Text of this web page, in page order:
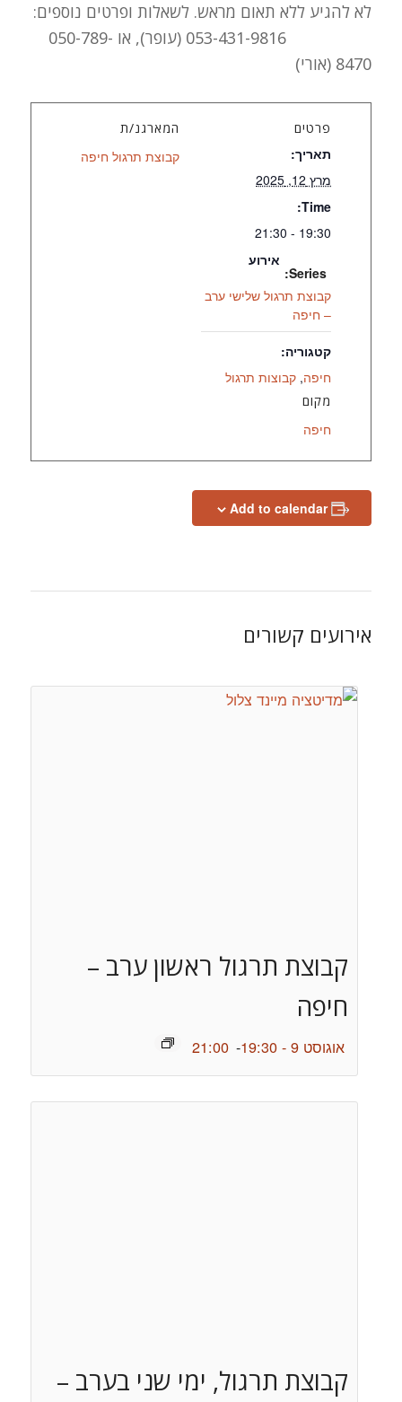
לא להגיע ללא תאום מראש. לשאלות ופרטים נוספים:
053-431-9816 (עופר), או 050-789-
8470 (אורי)
פרטים
תאריך:
מרץ 12, 2025
Time:
19:30 - 21:30
Series:
קבוצת תרגול שלישי ערב
– חיפה
אירוע
קטגוריה:
חיפה, קבוצות תרגול
המארגנ/ת
קבוצת תרגול חיפה
מקום
חיפה
Add to calendar
אירועים קשורים
קבוצת תרגול ראשון ערב –
חיפה
אוגוסט 9 - 19:30 -
21:00
קבוצת תרגול, ימי שני בערב –